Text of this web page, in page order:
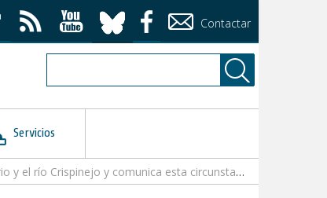
Contactar
Servicios
esta circunstancia a organismos competente